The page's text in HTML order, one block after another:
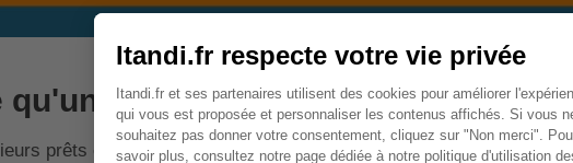
qu'un rachat de crédits ?
prêts en cours, il se peut que les différentes mensualités